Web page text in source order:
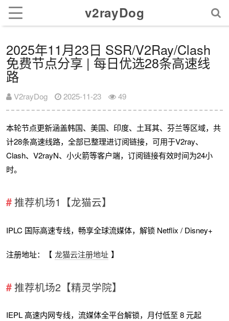
v2rayDog
2025年11月23日 SSR/V2Ray/Clash
免费节点分享 | 每日优选28条高速线
路
V2rayDog 2025-11-23 49
本轮节点更新涵盖韩国、美国、印度、土耳其、芬兰等区域，共
计28条高速线路，全部已整理进订阅链接，可用于V2ray、
Clash、V2rayN、小火箭等客户端，订阅链接有效时间为24小
时。
推荐机场1【龙猫云】
IPLC 国际高速专线，畅享全球流媒体，解锁 Netflix / Disney+
注册地址：【 龙猫云注册地址 】
推荐机场2【精灵学院】
IEPL 高速内网专线，流媒体全平台解锁，月付低至 8 元起